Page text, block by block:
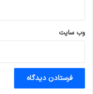
وب‌ سایت